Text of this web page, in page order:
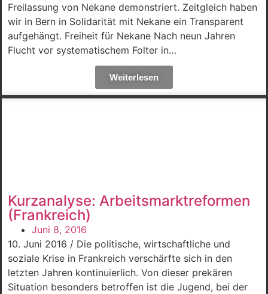
Freilassung von Nekane demonstriert. Zeitgleich haben
wir in Bern in Solidarität mit Nekane ein Transparent
aufgehängt. Freiheit für Nekane Nach neun Jahren
Flucht vor systematischem Folter in…
Weiterlesen
Kurzanalyse: Arbeitsmarktreformen
(Frankreich)
Juni 8, 2016
10. Juni 2016 / Die politische, wirtschaftliche und
soziale Krise in Frankreich verschärfte sich in den
letzten Jahren kontinuierlich. Von dieser prekären
Situation besonders betroffen ist die Jugend, bei der